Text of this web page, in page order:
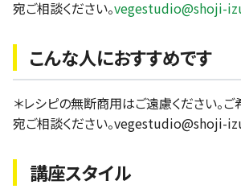
宛ご相談ください。vegestudio@shoji-
こんな人におすすめです
＊レシピの無断商用はご遠慮ください。
宛ご相談ください。vegestudio@shoji-
講座スタイル